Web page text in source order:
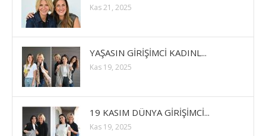
Kas 21, 2025
YAŞASIN GİRİŞİMCİ KADINL...
Kas 19, 2025
19 KASIM DÜNYA GİRİŞİMCİ...
Kas 19, 2025